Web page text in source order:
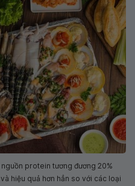
protein tương đương 20%
hiệu quả hơn hẳn so với các loại